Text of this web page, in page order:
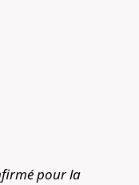
pour la